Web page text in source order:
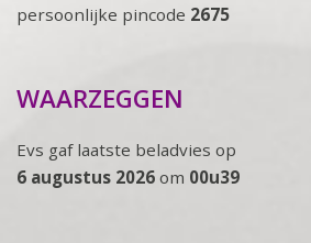
persoonlijke pincode 2675
WAARZEGGEN
Evs gaf laatste beladvies op
6 augustus 2026 om 00u39